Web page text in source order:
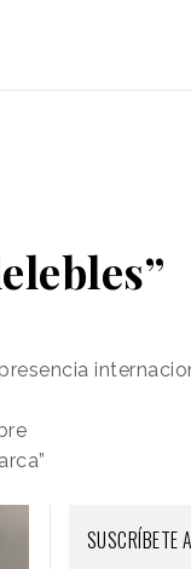
SUSCRÍBETE